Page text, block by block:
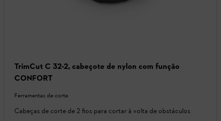
TrimCut C 32-2, cabeçote de nylon com função
CONFORT
Ferramentas de corte
Cabeças de corte de 2 fios para cortar à volta de obstáculos